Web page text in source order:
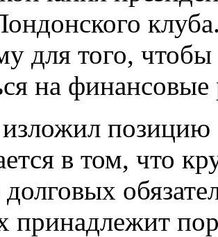
для того,
на
позицию
в том, что
долговых
принадлежит